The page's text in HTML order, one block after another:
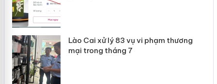
Lào Cai xử lý 83 vụ vi phạm thương
mại trong tháng 7